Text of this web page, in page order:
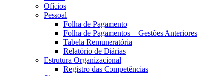
Ofícios
Pessoal
Folha de Pagamento
Folha de Pagamentos – Gestões Anteriores
Tabela Remuneratória
Relatório de Diárias
Estrutura Organizacional
Registro das Competências